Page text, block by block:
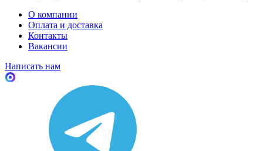
О компании
Оплата и доставка
Контакты
Вакансии
Написать нам